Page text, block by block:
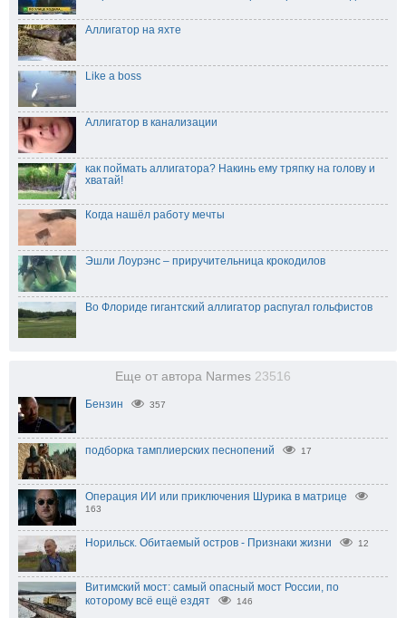
Аллигатор на яхте
Like a boss
Аллигатор в канализации
как поймать аллигатора? Накинь ему тряпку на голову и
хватай!
Когда нашёл работу мечты
Эшли Лоурэнс – приручительница крокодилов
Во Флориде гигантский аллигатор распугал гольфистов
Еще от автора Narmes 23516
Бензин 357
подборка тамплиерских песнопений 17
Операция ИИ или приключения Шурика в матрице
163
Норильск. Обитаемый остров - Признаки жизни 12
Витимский мост: самый опасный мост России, по
которому всё ещё ездят
146